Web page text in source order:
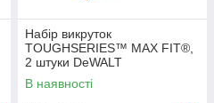
Набір викруток
TOUGHSERIES™ MAX FIT®,
2 штуки DeWALT
DWHT62057-0 (SL6.5 x 100
мм, Ph2 x 100 мм)
В наявності